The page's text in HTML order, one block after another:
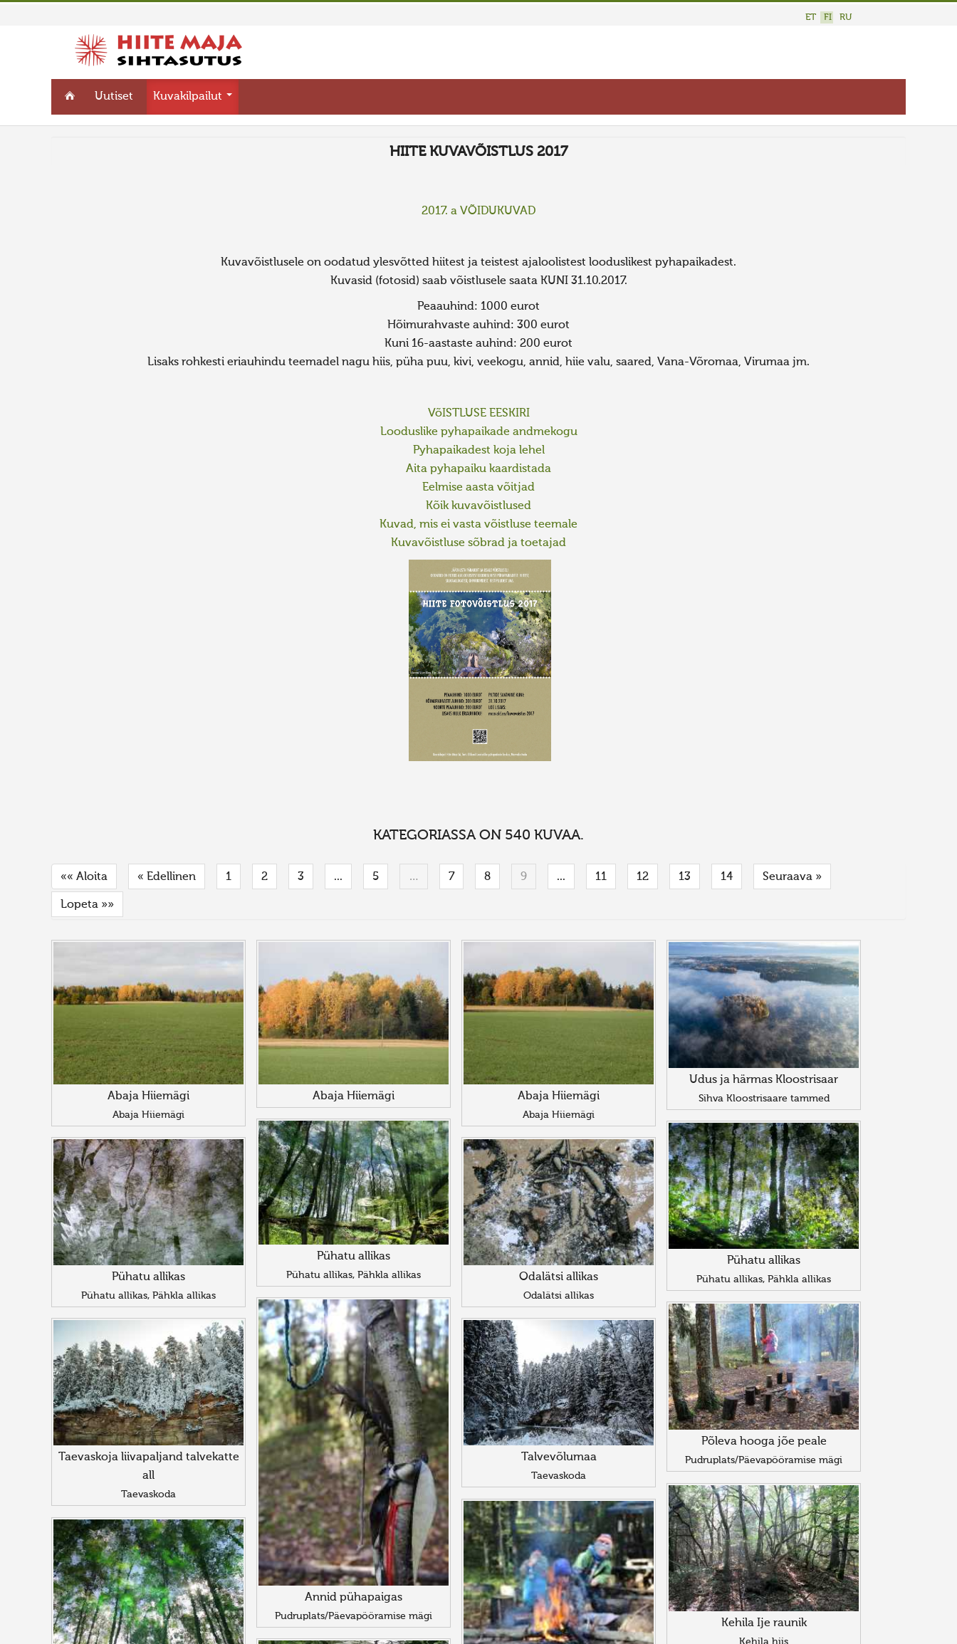
ET FI RU
Uutiset Kuvakilpailut
HIITE KUVAVÕISTLUS 2017
2017. a VÕIDUKUVAD
Kuvavõistlusele on oodatud ylesvõtted hiitest ja teistest ajaloolistest looduslikest pyhapaikadest.
Kuvasid (fotosid) saab võistlusele saata KUNI 31.10.2017.
Peaauhind: 1000 eurot
Hõimurahvaste auhind: 300 eurot
Kuni 16-aastaste auhind: 200 eurot
Lisaks rohkesti eriauhindu teemadel nagu hiis, püha puu, kivi, veekogu, annid, hiie valu, saared, Vana-Võromaa, Virumaa jm.
VõISTLUSE EESKIRI
Looduslike pyhapaikade andmekogu
Pyhapaikadest koja lehel
Aita pyhapaiku kaardistada
Eelmise aasta võitjad
Kõik kuvavõistlused
Kuvad, mis ei vasta võistluse teemale
Kuvavõistluse sõbrad ja toetajad
KATEGORIASSA ON 540 KUVAA.
«« Aloita « Edellinen 1 2 3 ... 5 … 7 8 9 ... 11 12 13 14 Seuraava »
Lopeta »»
Abaja Hiiemägi
Abaja Hiiemägi
Abaja Hiiemägi Abaja Hiiemägi
Abaja Hiiemägi
Udus ja härmas Kloostrisaar
Sihva Kloostrisaare tammed
Pühatu allikas
Pühatu allikas, Pähkla allikas
Pühatu allikas
Pühatu allikas, Pähkla allikas
Pühatu allikas
Pühatu allikas, Pähkla allikas
Odalätsi allikas
Odalätsi allikas
Annid pühapaigas
Pudruplats/Päevapööramise mägi
Põleva hooga jõe peale
Pudruplats/Päevapööramise mägi
Taevaskoja liivapaljand talvekatte
all
Taevaskoda
Talvevõlumaa
Taevaskoda
Kehila Ije raunik